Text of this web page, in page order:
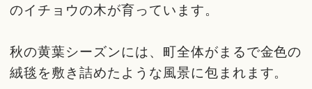
のイチョウの木が育っています。
秋の黄葉シーズンには、町全体がまるで金色の
絨毯を敷き詰めたような風景に包まれます。